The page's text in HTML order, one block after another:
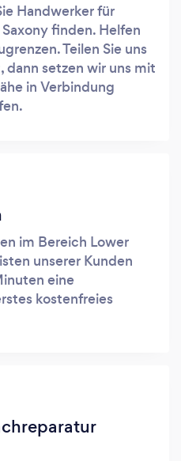
Handwerker für
finden. Helfen
Teilen Sie uns
setzen wir uns mit
in Verbindung
im Bereich Lower
unserer Kunden
eine
kostenfreies